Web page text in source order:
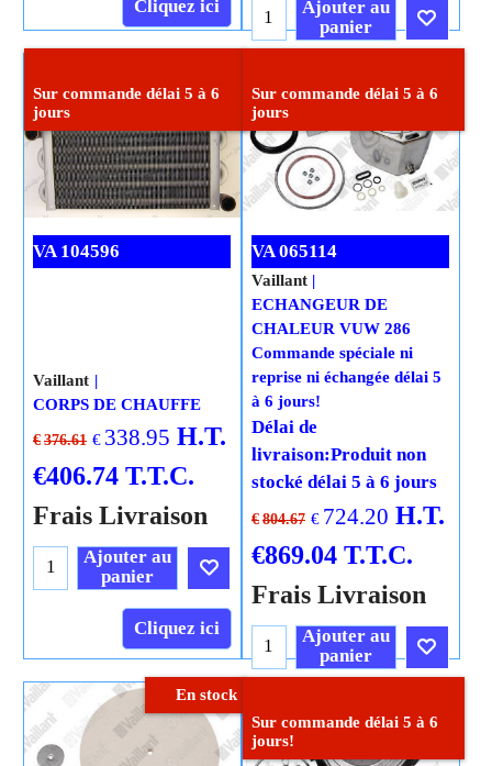
Cliquez ici
Ajouter au
panier
Sur commande délai 5 à 6
jours
VA 104596
€ 376.61 € 338.95 H.T.
€406.74 T.T.C.
Frais Livraison
Vaillant
CORPS DE CHAUFFE
Ajouter au
panier
Cliquez ici
Sur commande délai 5 à 6
jours
VA 065114
€ 804.67 € 724.20 H.T.
€869.04 T.T.C.
Frais Livraison
Vaillant
ECHANGEUR DE
CHALEUR VUW 286
Commande spéciale ni
reprise ni échangée délai 5
à 6 jours!
Délai de
livraison:Produit non
stocké délai 5 à 6 jours
Ajouter au
panier
En stock
Sur commande délai 5 à 6
jours!